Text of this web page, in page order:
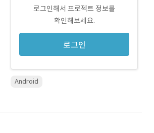
로그인해서 프로젝트 정보를
확인해보세요.
로그인
Android